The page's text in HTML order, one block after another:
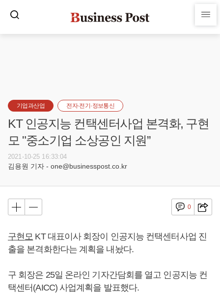
기업과산업 전자·전기·정보통신
KT 인공지능 컨택센터사업 본격화, 구현
모 "중소기업 소상공인 지원”
2021-10-25 16:33:04
김용원 기자 - one@businesspost.co.kr
0
구현모 KT 대표이사 회장이 인공지능 컨택센터사업 진
출을 본격화한다는 계획을 내놨다.
구 회장은 25일 온라인 기자간담회를 열고 인공지능 컨
택센터(AICC) 사업계획을 발표했다.